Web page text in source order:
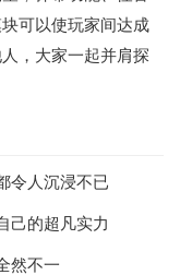
可以使玩家间达成
，大家一起并肩探
令人沉浸不已
己的超凡实力
然不一